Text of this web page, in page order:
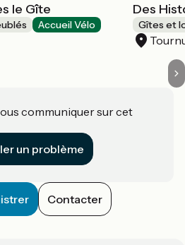
le Gîte
Accueil Vélo
Des
Gîtes et
communiquer sur cet
un problème
Contacter